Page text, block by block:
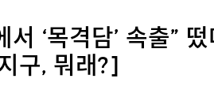
서 ‘목격담’ 속출”
구, 뭐래?]